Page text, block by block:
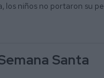
los niños no portaron su
Santa